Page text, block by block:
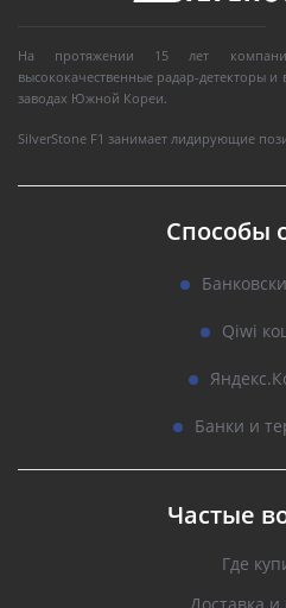
На протяжении 15 лет
высококачественные радар-детекторы
заводах Южной Кореи.
SilverStone F1 занимает лидирующие
Способы
Qiwi
Банки и
Частые
Где